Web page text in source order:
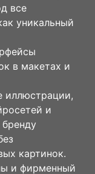
все
уникальный
в макетах и
иллюстрации,
и
картинок.
и фирменный